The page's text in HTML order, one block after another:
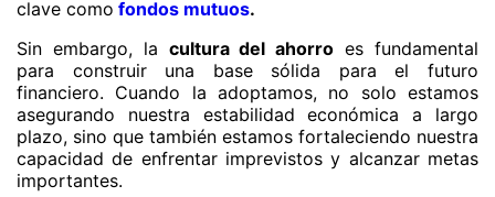
clave como fondos mutuos.
Sin embargo, la cultura del ahorro es fundamental
para construir una base sólida para el futuro
financiero. Cuando la adoptamos, no solo estamos
asegurando nuestra estabilidad económica a largo
plazo, sino que también estamos fortaleciendo nuestra
capacidad de enfrentar imprevistos y alcanzar metas
importantes.